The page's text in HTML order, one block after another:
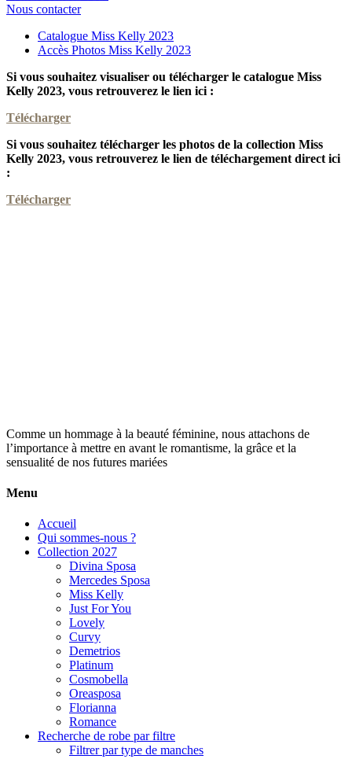
Nous contacter
Catalogue Miss Kelly 2023
Accès Photos Miss Kelly 2023
Si vous souhaitez visualiser ou télécharger le catalogue Miss
Kelly 2023, vous retrouverez le lien ici :
Télécharger
Si vous souhaitez télécharger les photos de la collection Miss
Kelly 2023, vous retrouverez le lien de téléchargement direct ici
:
Télécharger
Comme un hommage à la beauté féminine, nous attachons de
l’importance à mettre en avant le romantisme, la grâce et la
sensualité de nos futures mariées
Menu
Accueil
Qui sommes-nous ?
Collection 2027
Divina Sposa
Mercedes Sposa
Miss Kelly
Just For You
Lovely
Curvy
Demetrios
Platinum
Cosmobella
Oreasposa
Florianna
Romance
Recherche de robe par filtre
Filtrer par type de manches